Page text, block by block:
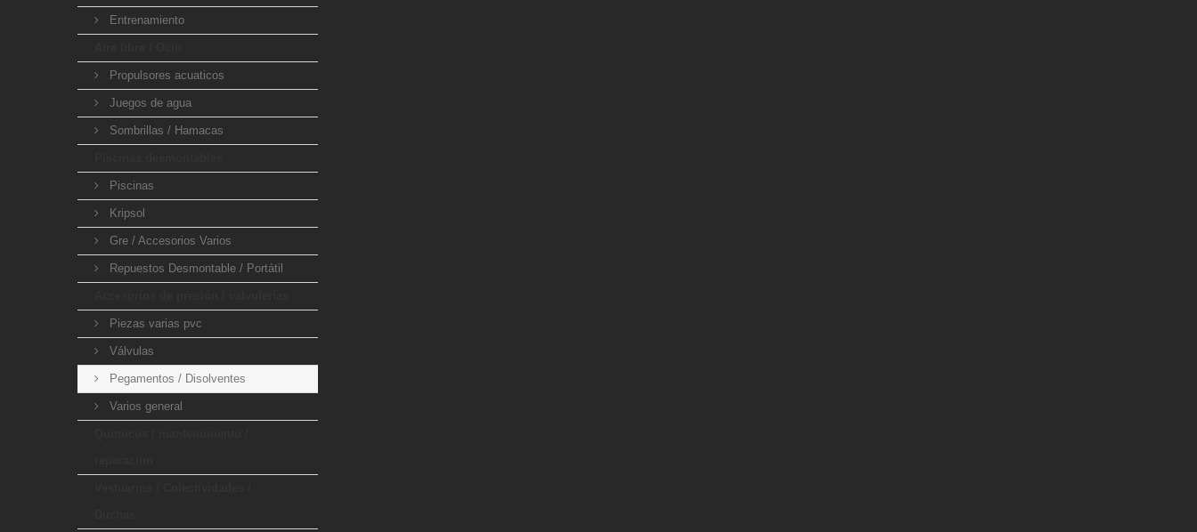
Entrenamiento
Propulsores acuaticos
Juegos de agua
Sombrillas / Hamacas
Piscinas
Kripsol
Gre / Accesorios Varios
Repuestos Desmontable / Portátil
Piezas varias pvc
Válvulas
Pegamentos / Disolventes
Varios general